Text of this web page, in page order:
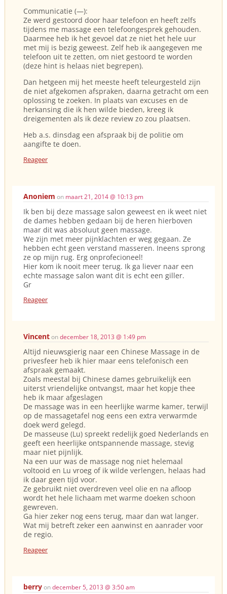
Communicatie (—):
Ze werd gestoord door haar telefoon en heeft zelfs
tijdens me massage een telefoongesprek gehouden.
Daarmee heb ik het gevoel dat ze niet het hele uur
met mij is bezig geweest. Zelf heb ik aangegeven me
telefoon uit te zetten, om niet gestoord te worden
(deze hint is helaas niet begrepen).
Dan hetgeen mij het meeste heeft teleurgesteld zijn
de niet afgekomen afspraken, daarna getracht om een
oplossing te zoeken. In plaats van excuses en de
herkansing die ik hen wilde bieden, kreeg ik
dreigementen als ik deze review zo zou plaatsen.
Heb a.s. dinsdag een afspraak bij de politie om
aangifte te doen.
Reageer
Anoniem on maart 21, 2014 @ 10:13 pm
Ik ben bij deze massage salon geweest en ik weet niet
de dames hebben gedaan bij de heren hierboven
maar dit was absoluut geen massage.
We zijn met meer pijnklachten er weg gegaan. Ze
hebben echt geen verstand masseren. Ineens sprong
ze op mijn rug. Erg onprofecioneel!
Hier kom ik nooit meer terug. Ik ga liever naar een
echte massage salon want dit is echt een giller.
Gr
Reageer
Vincentondecember 18, 2013 @ 1:49 pm
Altijd nieuwsgierig naar een Chinese Massage in de
privesfeer heb ik hier maar eens telefonisch een
afspraak gemaakt.
Zoals meestal bij Chinese dames gebruikelijk een
uiterst vriendelijke ontvangst, maar het kopje thee
heb ik maar afgeslagen
De massage was in een heerlijke warme kamer, terwijl
op de massagetafel nog eens een extra verwarmde
doek werd gelegd.
De masseuse (Lu) spreekt redelijk goed Nederlands en
geeft een heerlijke ontspannende massage, stevig
maar niet pijnlijk.
Na een uur was de massage nog niet helemaal
voltooid en Lu vroeg of ik wilde verlengen, helaas had
ik daar geen tijd voor.
Ze gebruikt niet overdreven veel olie en na afloop
wordt het hele lichaam met warme doeken schoon
gewreven.
Ga hier zeker nog eens terug, maar dan wat langer.
Wat mij betreft zeker een aanwinst en aanrader voor
de regio.
Reageer
berryondecember 5, 2013 @ 3:50 am